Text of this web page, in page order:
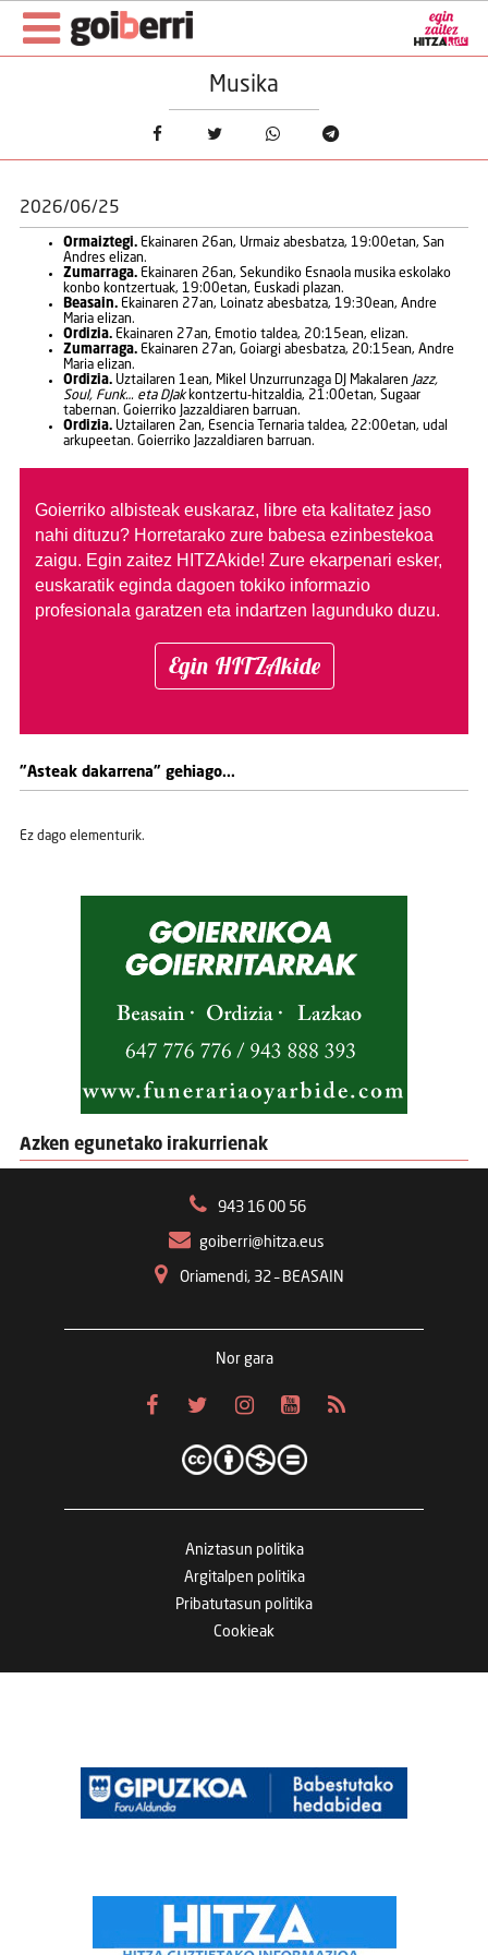
Musika
2026/06/25
Ormaiztegi.Ekainaren 26an, Urmaiz abesbatza, 19:00etan, San
Andres elizan.
Zumarraga.Ekainaren 26an, Sekundiko Esnaola musika eskolako
konbo kontzertuak, 19:00etan, Euskadi plazan.
Beasain.Ekainaren 27an, Loinatz abesbatza, 19:30ean, Andre
Maria elizan.
Ordizia.Ekainaren 27an, Emotio taldea, 20:15ean, elizan.
Zumarraga.Ekainaren 27an, Goiargi abesbatza, 20:15ean, Andre
Maria elizan.
Ordizia.Uztailaren 1ean, Mikel Unzurrunzaga DJ Makalaren Jazz,
Soul, Funk… eta DJakkontzertu-hitzaldia, 21:00etan, Sugaar
tabernan. Goierriko Jazzaldiaren barruan.
Ordizia.Uztailaren 2an, Esencia Ternaria taldea, 22:00etan, udal
arkupeetan. Goierriko Jazzaldiaren barruan.
Goierriko albisteak euskaraz, libre eta kalitatez jaso
nahi dituzu? Horretarako zure babesa ezinbestekoa
zaigu. Egin zaitez HITZAkide! Zure ekarpenari esker,
euskaratik eginda dagoen tokiko informazio
profesionala garatzen eta indartzen lagunduko duzu.
Egin HITZAkide
"Asteak dakarrena" gehiago...
Ez dago elementurik.
Azken egunetako irakurrienak
943 16 00 56
goiberri@hitza.eus
Oriamendi, 32 – BEASAIN
Nor gara
Aniztasun politika
Argitalpen politika
Pribatutasun politika
Cookieak